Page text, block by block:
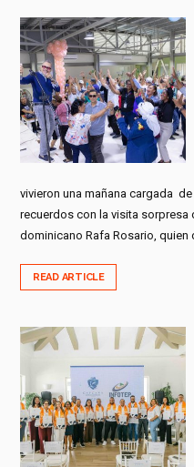
vivieron una mañana cargada
recuerdos con la visita
dominicano Rafa Rosario, quien
READ ARTICLE